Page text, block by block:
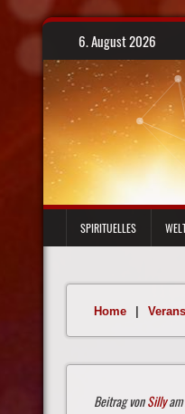
Skip
content
6. August 2026
SPIRITUELLES
Home
Beitrag vonSillyam